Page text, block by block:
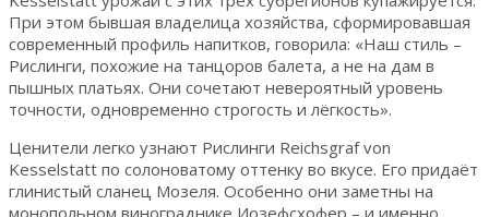
При этом бывшая владелица хозяйства, сформировавшая
современный профиль напитков, говорила: «Наш стиль –
Рислинги, похожие на танцоров балета, а не на дам в
пышных платьях. Они сочетают невероятный уровень
точности, одновременно строгость и лёгкость».
Ценители легко узнают Рислинги Reichsgraf von
Kesselstatt по солоноватому оттенку во вкусе. Его придаёт
глинистый сланец Мозеля. Особенно они заметны на
монопольном винограднике Иозефсхофер – и именно